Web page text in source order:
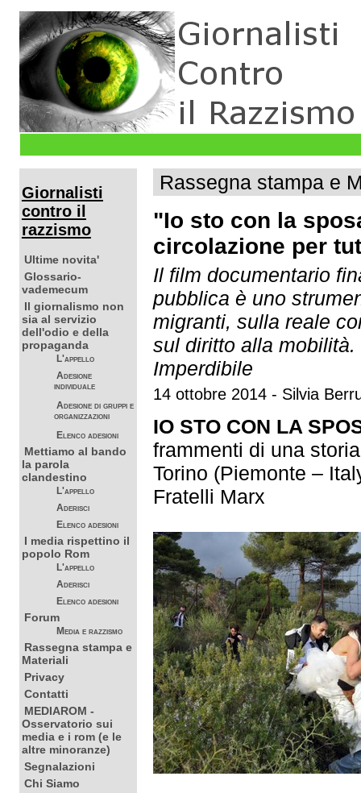
Giornalisti
contro il
razzismo
Ultime novita'
Glossario-
vademecum
Il giornalismo non
sia al servizio
dell'odio e della
propaganda
L'appello
Adesione
individuale
Adesione di gruppi e
organizzazioni
Elenco adesioni
Mettiamo al bando
la parola
clandestino
L'appello
Aderisci
Elenco adesioni
I media rispettino il
popolo Rom
L'appello
Aderisci
Elenco adesioni
Forum
Media e razzismo
Rassegna stampa e
Materiali
Privacy
Contatti
MEDIAROM -
Osservatorio sui
media e i rom (e le
altre minoranze)
Segnalazioni
Chi Siamo
Rassegna stampa e
"Io sto con la
circolazione per
Il film documentario
pubblica è uno
migranti, sulla reale
sul diritto alla
Imperdibile
14 ottobre 2014 - Silvia
IO STO CON LA
frammenti di una
Torino (Piemonte –
Fratelli Marx